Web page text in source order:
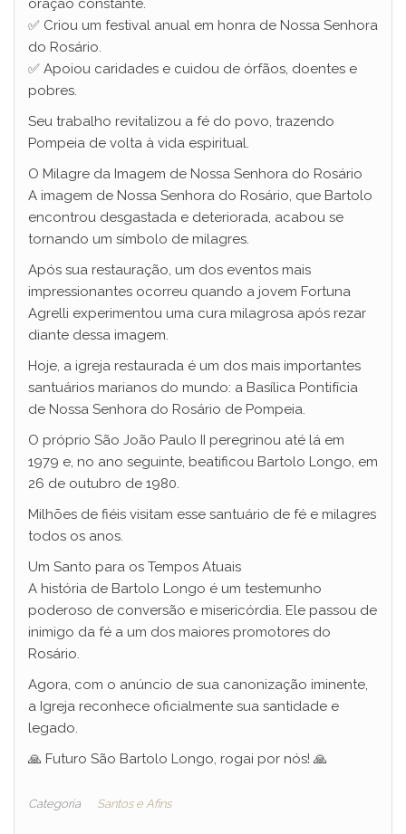
✅ Criou um festival anual em honra de Nossa Senhora
do Rosário.
✅ Apoiou caridades e cuidou de órfãos, doentes e
pobres.
Seu trabalho revitalizou a fé do povo, trazendo
Pompeia de volta à vida espiritual.
O Milagre da Imagem de Nossa Senhora do Rosário
A imagem de Nossa Senhora do Rosário, que Bartolo
encontrou desgastada e deteriorada, acabou se
tornando um símbolo de milagres.
Após sua restauração, um dos eventos mais
impressionantes ocorreu quando a jovem Fortuna
Agrelli experimentou uma cura milagrosa após rezar
diante dessa imagem.
Hoje, a igreja restaurada é um dos mais importantes
santuários marianos do mundo: a Basílica Pontifícia
de Nossa Senhora do Rosário de Pompeia.
O próprio São João Paulo II peregrinou até lá em
1979 e, no ano seguinte, beatificou Bartolo Longo, em
26 de outubro de 1980.
Milhões de fiéis visitam esse santuário de fé e milagres
todos os anos.
Um Santo para os Tempos Atuais
A história de Bartolo Longo é um testemunho
poderoso de conversão e misericórdia. Ele passou de
inimigo da fé a um dos maiores promotores do
Rosário.
Agora, com o anúncio de sua canonização iminente,
a Igreja reconhece oficialmente sua santidade e
legado.
🙏 Futuro São Bartolo Longo, rogai por nós! 🙏
Categoria Santos e Afins